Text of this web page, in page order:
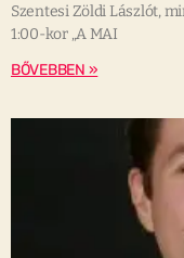
Szentesi Zöldi Lászlót,
1:00-kor „A MAI
BŐVEBBEN »